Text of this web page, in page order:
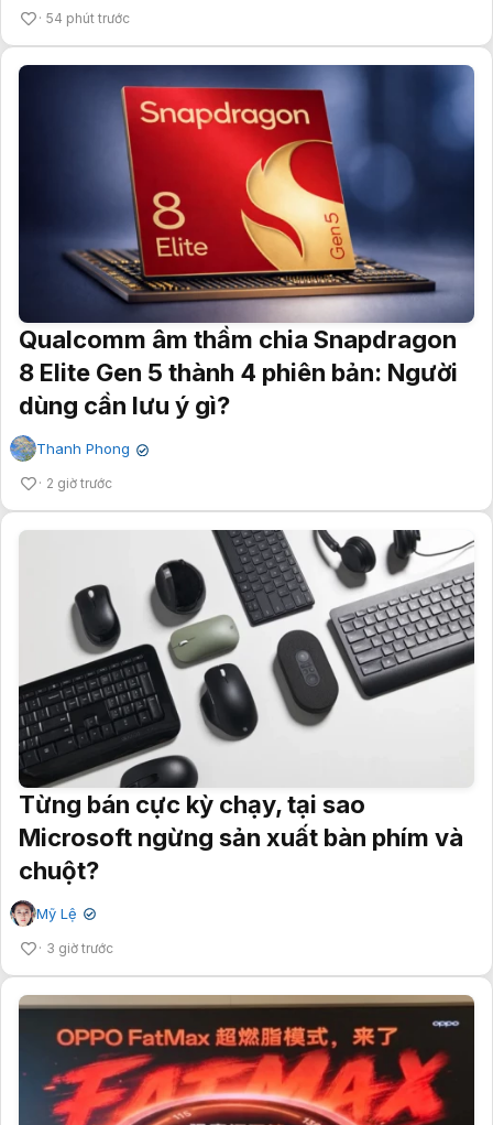
54 phút trước
Qualcomm âm thầm chia Snapdragon
8 Elite Gen 5 thành 4 phiên bản: Người
dùng cần lưu ý gì?
Thanh Phong ✔
2 giờ trước
Từng bán cực kỳ chạy, tại sao
Microsoft ngừng sản xuất bàn phím và
chuột?
Mỹ Lệ ✔
3 giờ trước